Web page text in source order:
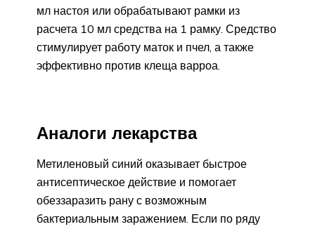
мл настоя или обрабатывают рамки из
расчета 10 мл средства на 1 рамку. Средство
стимулирует работу маток и пчел, а также
эффективно против клеща варроа.
Аналоги лекарства
Метиленовый синий оказывает быстрое
антисептическое действие и помогает
обеззаразить рану с возможным
бактериальным заражением. Если по ряду